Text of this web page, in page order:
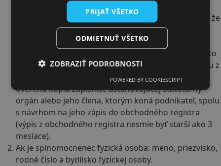
zákonom predpísané identifikačné údaje právnickej
osoby (napr. zápis v obchodnom registri). V prípade, že
sa menom akcionára – právnickej osoby zúčastní
valného zhromaždenia jeho štatutárny orgán, alebo
oprávnený člen jeho štatutárneho orgánu, musí tento
predložiť originál alebo úradne overenú kópiu výpisu z
obchodného registra, resp. originál alebo úradne
overenú kópiu zápisnice ustanovujúcej štatutárny
orgán alebo jeho člena, ktorým koná podnikateľ, spolu
s návrhom na jeho zápis do obchodného registra
(výpis z obchodného registra nesmie byť starší ako 3
mesiace).
Ak je splnomocnenec fyzická osoba: meno, priezvisko,
rodné číslo a bydlisko fyzickej osoby.
PRIJAŤ VŠETKO
ODMIETNUŤ VŠETKO
ZOBRAZIŤ PODROBNOSTI
POWERED BY COOKIESCRIPT